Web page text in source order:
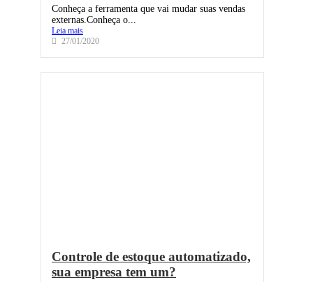
Conheça a ferramenta que vai mudar suas vendas
externas.Conheça o...
Leia mais
27/01/2020
Controle de estoque automatizado,
sua empresa tem um?